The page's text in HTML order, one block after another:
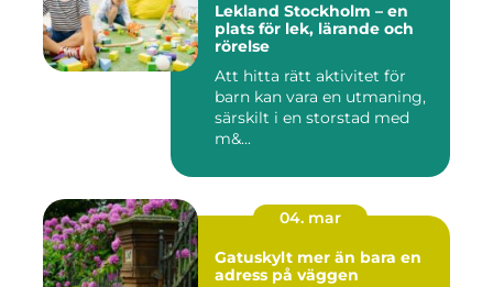
Lekland Stockholm – en
plats för lek, lärande och
rörelse
Att hitta rätt aktivitet för
barn kan vara en utmaning,
särskilt i en storstad med
m&...
04. mar
Gatuskylt mer än bara en
adress på väggen